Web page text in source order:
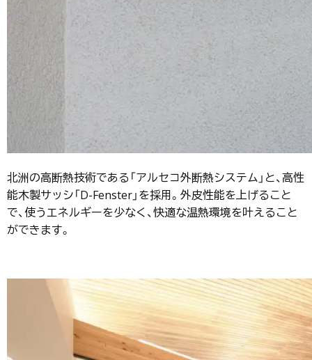
北洲の高断熱技術である「アルセコ外断熱システム」と、高性
能木製サッシ「D-Fenster」を採用。外皮性能を上げること
で、使うエネルギーを少なく、快適な温熱環境を叶えること
ができます。